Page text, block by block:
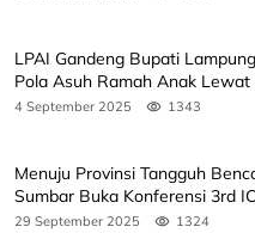
LPAI Gandeng Bupati
Pola Asuh Ramah Anak Lewat
Ini Jadwalnya
4 September 2025 1343
Menuju Provinsi Tangguh
Sumbar Buka Konferensi 3rd
Unand
29 September 2025 1324